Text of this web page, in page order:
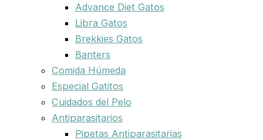
Advance Diet Gatos
Libra Gatos
Brekkies Gatos
Banters
Comida Húmeda
Especial Gatitos
Cuidados del Pelo
Antiparasitarios
Pipetas Antiparasitarias